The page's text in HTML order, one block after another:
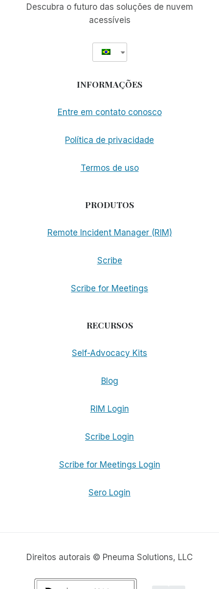
OUTREACH
Descubra o futuro das soluções de nuvem
acessíveis
INFORMAÇÕES
Entre em contato conosco
Política de privacidade
Termos de uso
PRODUTOS
Remote Incident Manager (RIM)
Scribe
Scribe for Meetings
RECURSOS
Self-Advocacy Kits
Blog
RIM Login
Scribe Login
Scribe for Meetings Login
Sero Login
Direitos autorais © Pneuma Solutions, LLC